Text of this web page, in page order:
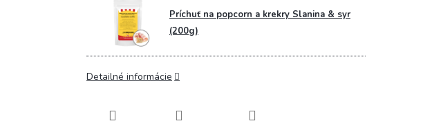
Príchuť na popcorn a krekry Slanina & syr
(200g)
Detailné informácie